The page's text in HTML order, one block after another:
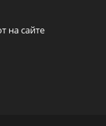
на сайте